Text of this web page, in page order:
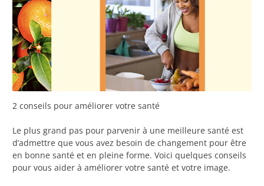
2 conseils pour améliorer votre santé
Le plus grand pas pour parvenir à une meilleure santé est
d’admettre que vous avez besoin de changement pour être
en bonne santé et en pleine forme. Voici quelques conseils
pour vous aider à améliorer votre santé et votre image.